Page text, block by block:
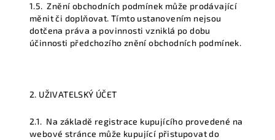
1.5.Znění obchodních podmínek může prodávající
měnit či doplňovat. Tímto ustanovením nejsou
dotčena práva a povinnosti vzniklá po dobu
účinnosti předchozího znění obchodních podmínek.
2. UŽIVATELSKÝ ÚČET
2.1. Na základě registrace kupujícího provedené na
webové stránce může kupující přistupovat do